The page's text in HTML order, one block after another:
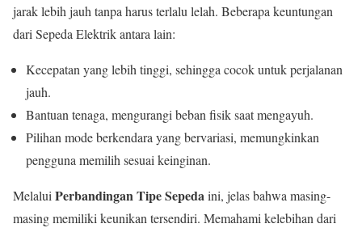
jarak lebih jauh tanpa harus terlalu lelah. Beberapa keuntungan
dari Sepeda Elektrik antara lain:
Kecepatan yang lebih tinggi, sehingga cocok untuk perjalanan
jauh.
Bantuan tenaga, mengurangi beban fisik saat mengayuh.
Pilihan mode berkendara yang bervariasi, memungkinkan
pengguna memilih sesuai keinginan.
Melalui Perbandingan Tipe Sepedaini, jelas bahwa masing-
masing memiliki keunikan tersendiri. Memahami kelebihan dari